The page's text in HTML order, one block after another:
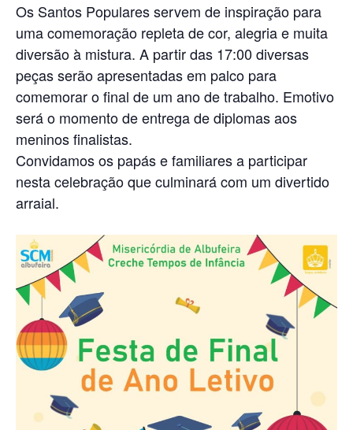
Os Santos Populares servem de inspiração para
uma comemoração repleta de cor, alegria e muita
diversão à mistura. A partir das 17:00 diversas
peças serão apresentadas em palco para
comemorar o final de um ano de trabalho. Emotivo
será o momento de entrega de diplomas aos
meninos finalistas.
Convidamos os papás e familiares a participar
nesta celebração que culminará com um divertido
arraial.